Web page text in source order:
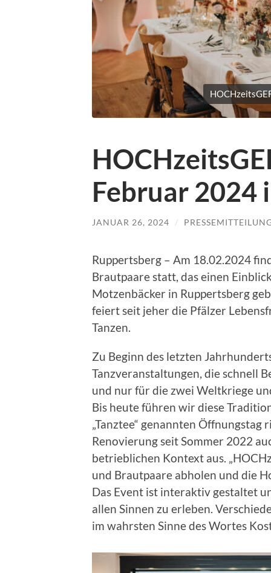
Februar 2024
JANUAR 26, 2024 /
Ruppertsberg – Am 18.02.2024
Brautpaare statt, das einen
Motzenbäcker in Ruppertsberg
feiert seit jeher die Pfälzer
Tanzen.
Zu Beginn des letzten
Tanzveranstaltungen, die schnell
und nur für die zwei Weltkriege
Bis heute führen wir diese
„Tanztee“ genannten
Renovierung seit Sommer 2022
betrieblichen Kontext aus.
und Brautpaare abholen und die
Das Event ist interaktiv gestaltet
allen Sinnen zu erleben.
im wahrsten Sinne des Wortes